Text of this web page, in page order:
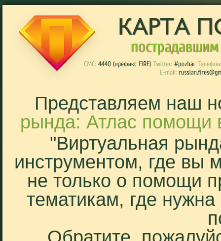
Представляем наш
рында: Атлас помощи
"Виртуальная
инструментом, где вы
не только о помощи
тематикам, где